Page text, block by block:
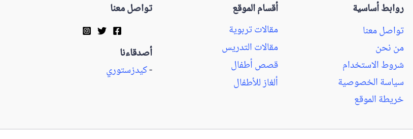
روابط أساسية
تواصل معنا
من نحن
شروط الاستخدام
سياسة الخصوصية
خريطة الموقع
أقسام الموقع
مقالات تربوية
مقالات التدريس
قصص أطفال
ألغاز للأطفال
تواصل معنا
أصدقاءنا
-كيدزستوري